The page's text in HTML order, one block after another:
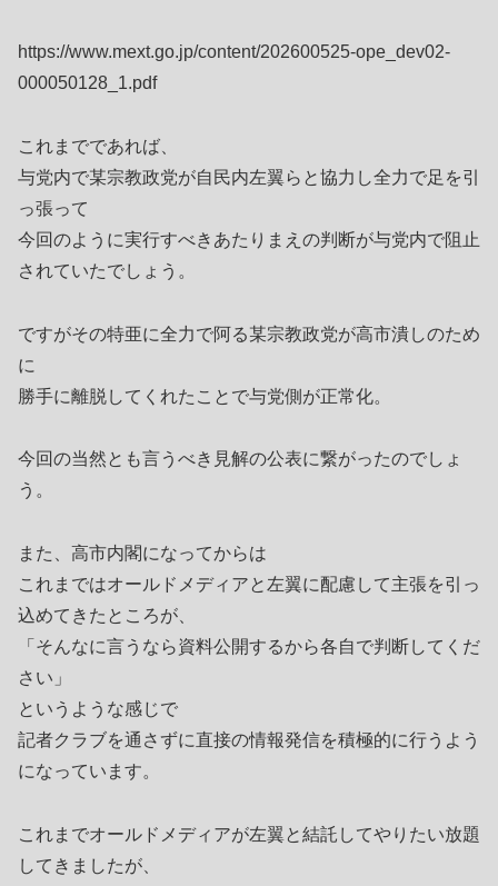
https://www.mext.go.jp/content/202600525-ope_dev02-
000050128_1.pdf
これまでであれば、
与党内で某宗教政党が自民内左翼らと協力し全力で足を引
っ張って
今回のように実行すべきあたりまえの判断が与党内で阻止
されていたでしょう。
ですがその特亜に全力で阿る某宗教政党が高市潰しのため
に
勝手に離脱してくれたことで与党側が正常化。
今回の当然とも言うべき見解の公表に繋がったのでしょ
う。
また、高市内閣になってからは
これまではオールドメディアと左翼に配慮して主張を引っ
込めてきたところが、
「そんなに言うなら資料公開するから各自で判断してくだ
さい」
というような感じで
記者クラブを通さずに直接の情報発信を積極的に行うよう
になっています。
これまでオールドメディアが左翼と結託してやりたい放題
してきましたが、